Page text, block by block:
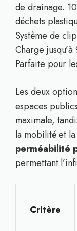
de drainage.
déchets
Système de
Charge
Parfaite pour
Les deux
espaces
maximale,
la mobilité et
perméabilité
permettant
Critère